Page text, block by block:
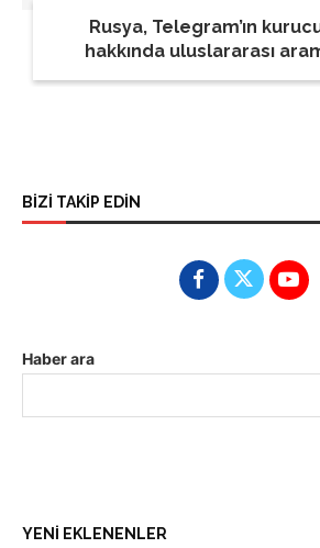
Rusya, Telegram’ın
hakkında uluslararası
BİZİ TAKİP EDİN
Haber ara
YENİ EKLENENLER